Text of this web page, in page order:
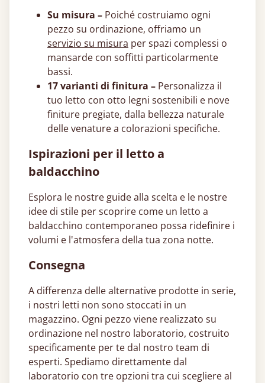
Su misura – Poiché costruiamo ogni
pezzo su ordinazione, offriamo un
servizio su misura per spazi complessi o
mansarde con soffitti particolarmente
bassi.
17 varianti di finitura – Personalizza il
tuo letto con otto legni sostenibili e nove
finiture pregiate, dalla bellezza naturale
delle venature a colorazioni specifiche.
Ispirazioni per il letto a
baldacchino
Esplora le nostre guide alla scelta e le nostre
idee di stile per scoprire come un letto a
baldacchino contemporaneo possa ridefinire i
volumi e l'atmosfera della tua zona notte.
Consegna
A differenza delle alternative prodotte in serie,
i nostri letti non sono stoccati in un
magazzino. Ogni pezzo viene realizzato su
ordinazione nel nostro laboratorio, costruito
specificamente per te dal nostro team di
esperti. Spediamo direttamente dal
laboratorio con tre opzioni tra cui scegliere al